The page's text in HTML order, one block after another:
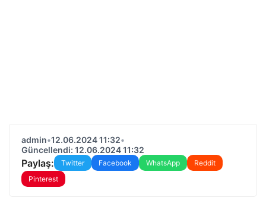
admin•12.06.2024 11:32•
Güncellendi: 12.06.2024 11:32
Paylaş: Twitter Facebook WhatsApp
Reddit
Pinterest